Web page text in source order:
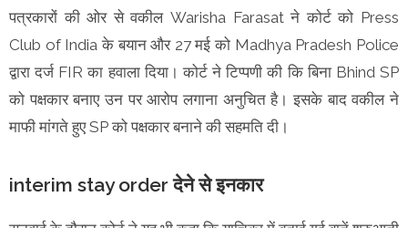
पत्रकारों की ओर से वकील Warisha Farasat ने कोर्ट को Press
Club of India के बयान और 27 मई को Madhya Pradesh Police
द्वारा दर्ज FIR का हवाला दिया। कोर्ट ने टिप्पणी की कि बिना Bhind SP
को पक्षकार बनाए उन पर आरोप लगाना अनुचित है। इसके बाद वकील ने
माफी मांगते हुए SP को पक्षकार बनाने की सहमति दी।
interim stay order देने से इनकार